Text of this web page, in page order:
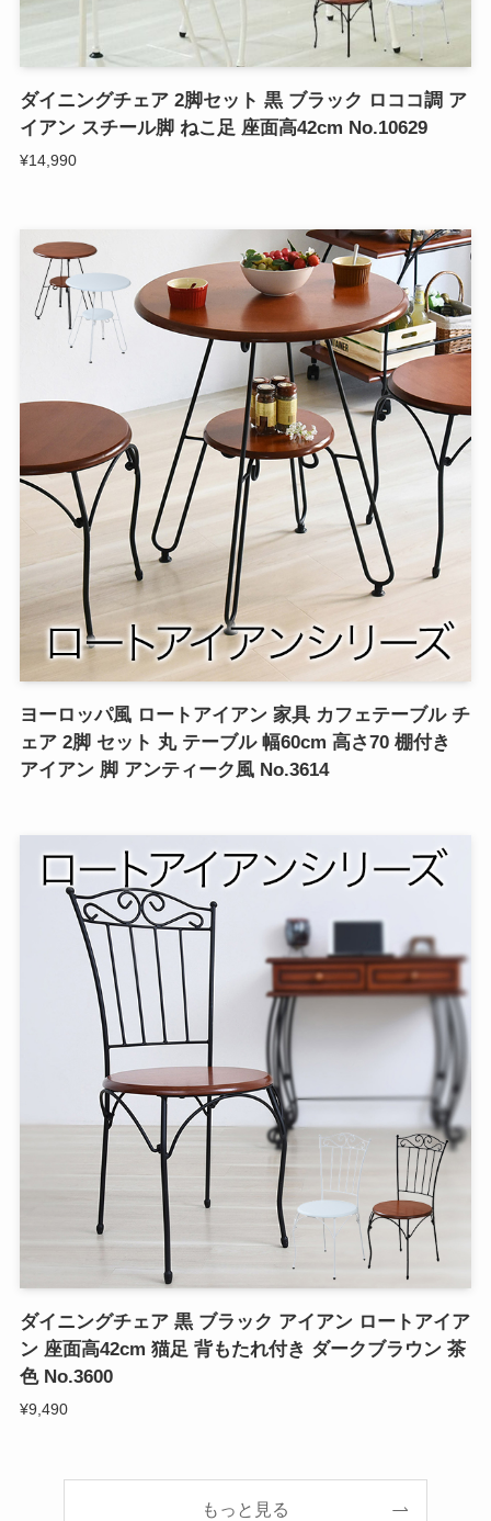
ダイニングチェア 2脚セット 黒 ブラック ロココ調 ア
イアン スチール脚 ねこ足 座面高42cm No.10629
¥14,990
ヨーロッパ風 ロートアイアン 家具 カフェテーブル チ
ェア 2脚 セット 丸 テーブル 幅60cm 高さ70 棚付き
アイアン 脚 アンティーク風 No.3614
ダイニングチェア 黒 ブラック アイアン ロートアイア
ン 座面高42cm 猫足 背もたれ付き ダークブラウン 茶
色 No.3600
¥9,490
もっと見る